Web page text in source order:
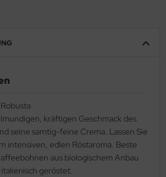
kräftigen Geschmack des
seine samtig-feine Crema. Lassen Sie
intensiven, edlen Röstaroma. Beste
aus biologischem Anbau
geröstet.